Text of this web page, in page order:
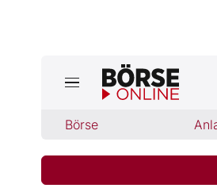
Börse
Jetzt aktuelle